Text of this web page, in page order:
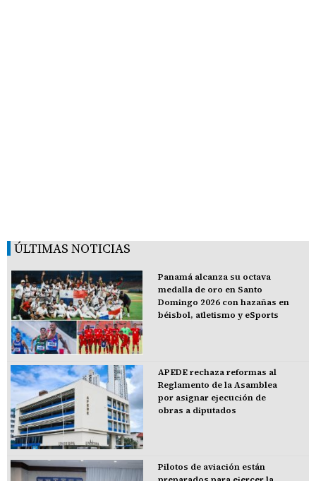
ÚLTIMAS NOTICIAS
Panamá alcanza su octava
medalla de oro en Santo
Domingo 2026 con hazañas en
béisbol, atletismo y eSports
APEDE rechaza reformas al
Reglamento de la Asamblea
por asignar ejecución de
obras a diputados
Pilotos de aviación están